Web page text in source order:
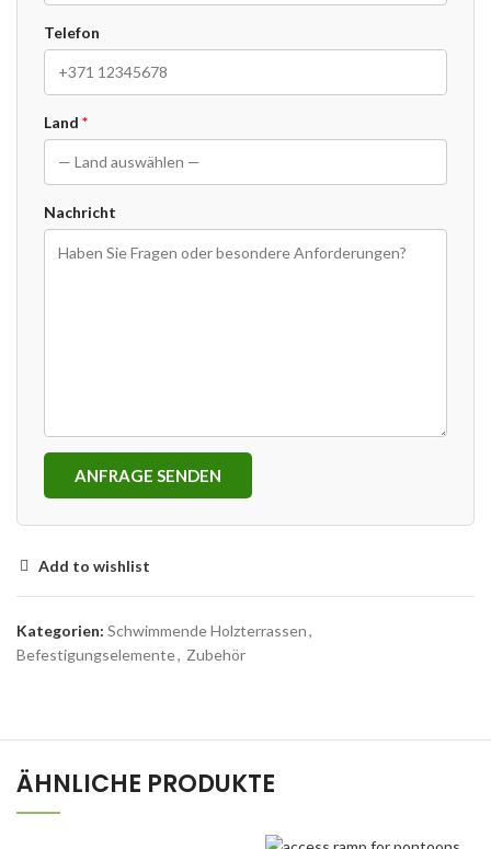
Telefon
Land *
Nachricht
ANFRAGE SENDEN
Add to wishlist
Kategorien: Schwimmende Holzterrassen,
Befestigungselemente, Zubehör
ÄHNLICHE PRODUKTE